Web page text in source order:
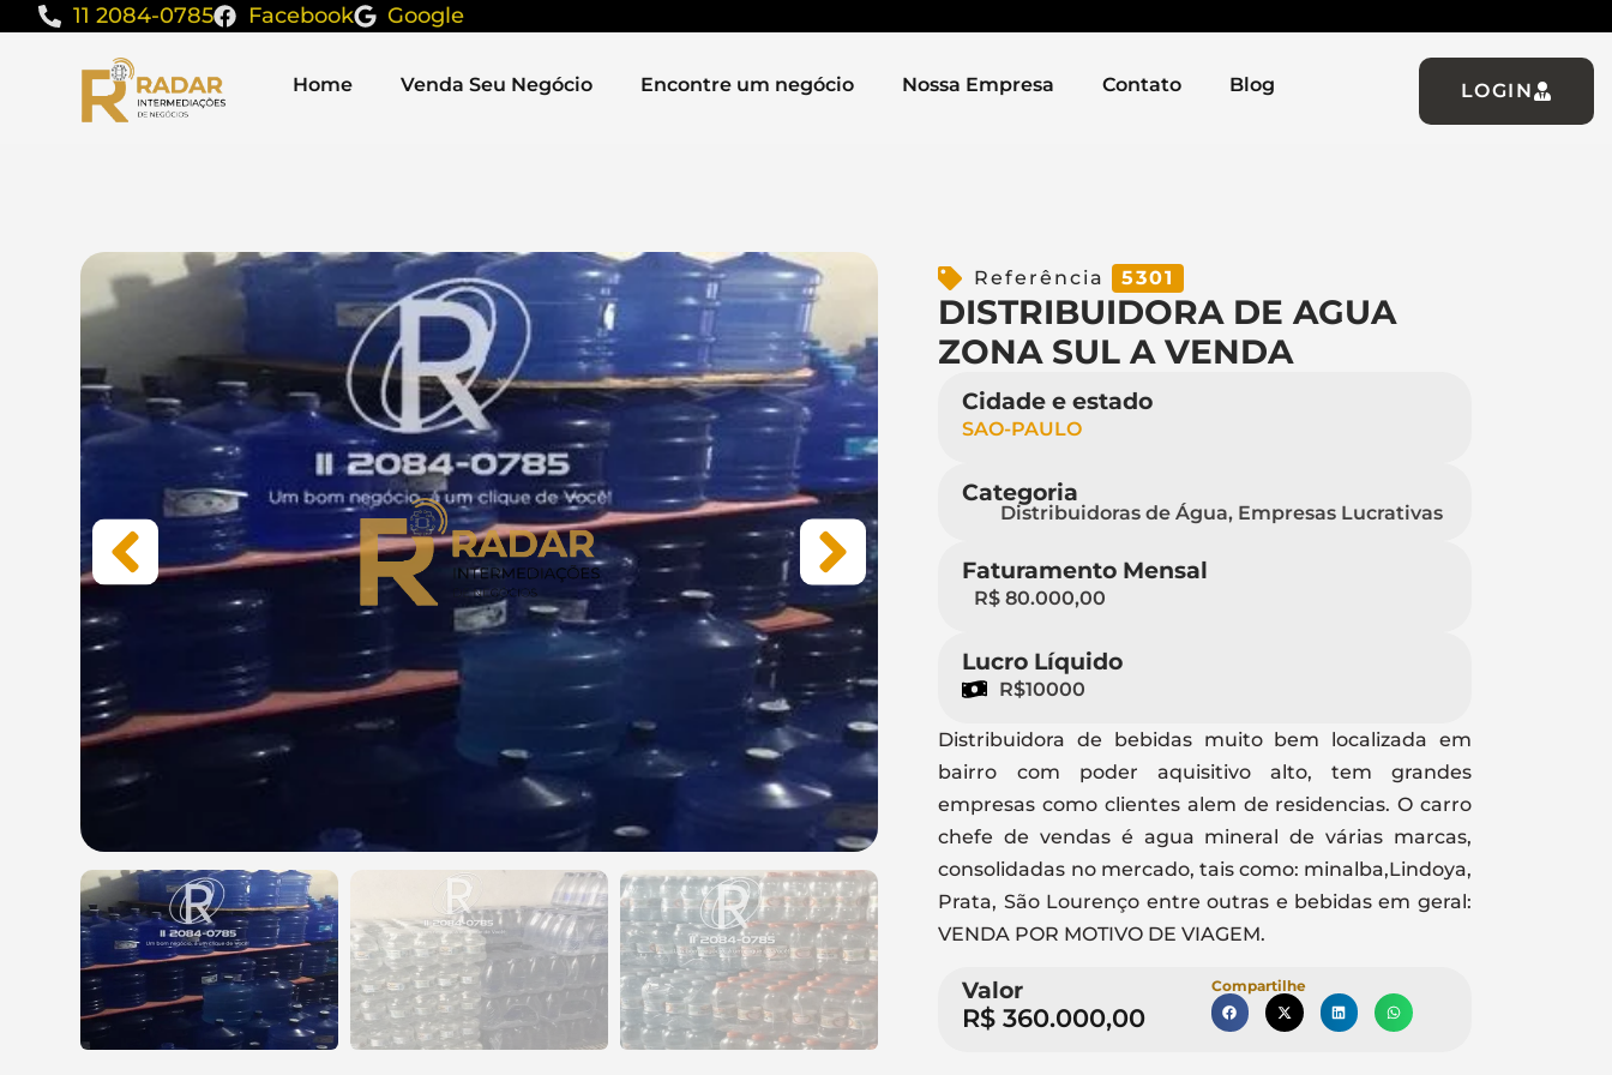
11 2084-0785 Facebook Google
Home Venda Seu Negócio Encontre um negócio Nossa Empresa Contato Blog LOGIN
Referência 5301
DISTRIBUIDORA DE AGUA
ZONA SUL A VENDA
Cidade e estado
SAO-PAULO
Categoria
Distribuidoras de Água, Empresas Lucrativas
Faturamento Mensal
R$ 80.000,00
Lucro Líquido
R$10000
Distribuidora de bebidas muito bem localizada em
bairro com poder aquisitivo alto, tem grandes
empresas como clientes alem de residencias. O carro
chefe de vendas é agua mineral de várias marcas,
consolidadas no mercado, tais como: minalba,Lindoya,
Prata, São Lourenço entre outras e bebidas em geral:
VENDA POR MOTIVO DE VIAGEM.
Valor
R$ 360.000,00
Compartilhe